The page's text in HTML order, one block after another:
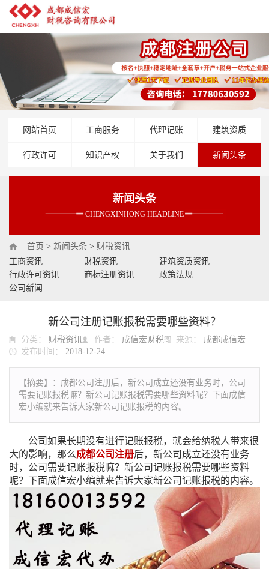
网站首页 工商服务 代理记账 建筑资质
行政许可 知识产权 关于我们 新闻头条
新闻头条
CHENGXINHONG HEADLINE
首页 > 新闻头条 > 财税资讯
工商资讯
财税资讯
建筑资质资讯
行政许可资讯
商标注册资讯
政策法规
公司新闻
新公司注册记账报税需要哪些资料？
分类： 财税资讯 作者： 成信宏财税 来源：
成都成信宏
发布时间：
2018-12-24
【摘要】： 成都公司注册后，新公司成立还没有业务时，公司
需要记账报税嘛？新公司记账报税需要哪些资料呢？下面成信
宏小编就来告诉大家新公司记账报税的内容。
公司如果长期没有进行记账报税，就会给纳税人带来很
大的影响，那么成都公司注册后，新公司成立还没有业务
时，公司需要记账报税嘛？新公司记账报税需要哪些资料
呢？下面成信宏小编就来告诉大家新公司记账报税的内容。